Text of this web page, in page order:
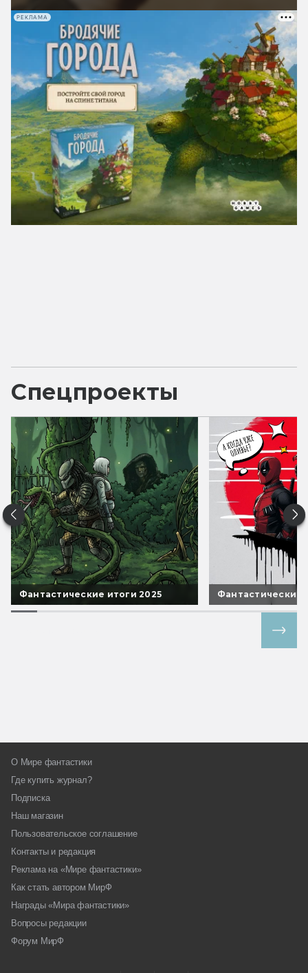
РЕКЛАМА
Спецпроекты
Фантастические итоги 2025 Фантастические
О Мире фантастики
Где купить журнал?
Подписка
Наш магазин
Пользовательское соглашение
Контакты и редакция
Реклама на «Мире фантастики»
Как стать автором МирФ
Награды «Мира фантастики»
Вопросы редакции
Форум МирФ